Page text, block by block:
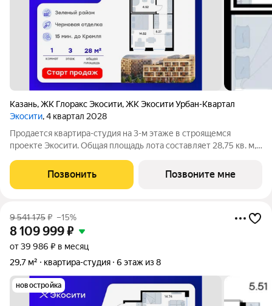
Казань,ЖК Глоракс Экосити,ЖК Экосити Урбан-Квартал
Экосити, 4 квартал 2028
Продается квартира-студия на 3-м этаже в строящемся
проекте Экосити. Общая площадь лота составляет 28,75 кв. м,
кухонную зону. Номер квартиры - 141 Преимущества квартиры
в Урбан-квартале: -
Позвонить Позвоните мне
9 541 175₽ –15%
8 109 999₽
от 39 986 ₽ в месяц
29,7 м²
квартира-студия 6 этаж из 8
новостройка